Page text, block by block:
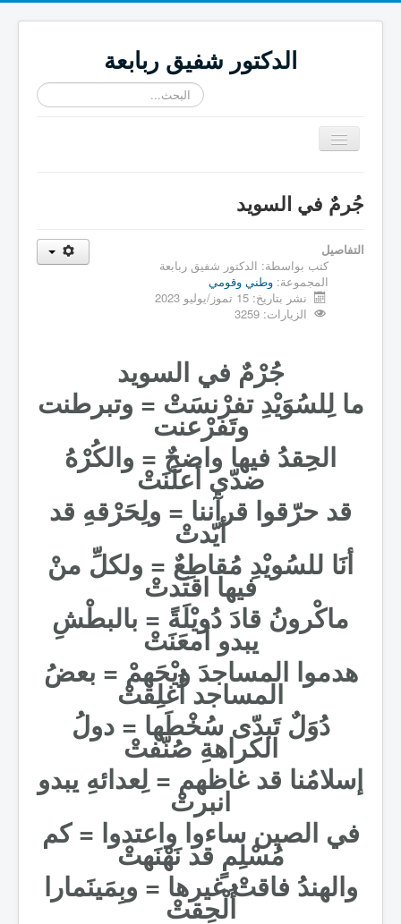
الدكتور شفيق ربابعة
البحث...
تبديل
المتصفح
≡
جُرمٌ في السويد
التفاصيل
كتب بواسطة: الدكتور شفيق ربابعة
المجموعة: وطني وقومي
نشر بتاريخ: 15 تموز/يوليو 2023
الزيارات: 3259
جُرْمٌ في السويد
ما لِلسُوَيْدِ تفرْنسَتْ = وتبرطنت
وتَفرْعنت
الحِقدُ فيها واضحٌ = والكُرْهُ
ضدّي أعلَنَتْ
قد حرّقوا قرآننا = ولِحَرْقهِ قد
أيّدتْ
أنَا للسُويْدِ مُقاطِعٌ = ولكلِّ منْ
فيها اقتدتْ
ماكْرونُ قادَ دُويْلَةً = بالبطْشِ
يبدو أمعَنَتْ
هدموا المساجدَ ويْحَهمْ = بعضُ
المساجد أُغلِقتْ
دُوَلٌ تَبدّى سُخْطَها = دولُ
الكراهةِ صُنّفتْ
إسلامُنا قد غاظهم = لِعدائهِ يبدو
انبرتْ
في الصين ساءوا واعتدوا = كم
مُسْلِمٍ قد نَهْنَهتْ
والهندُ فاقتْ غيرها = وبِمَينَمارا
أُلْحِقتْ